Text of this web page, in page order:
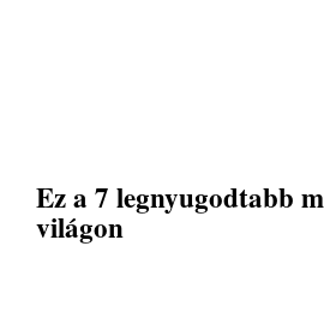
Ez a 7 legnyugodtabb
világon